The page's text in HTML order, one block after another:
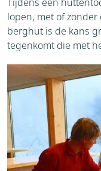
lopen, met of
berghut is de kans
tegenkomt die met